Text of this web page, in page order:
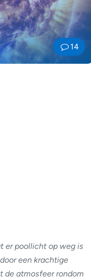
14
er poollicht op weg is
een krachtige
de atmosfeer rondom